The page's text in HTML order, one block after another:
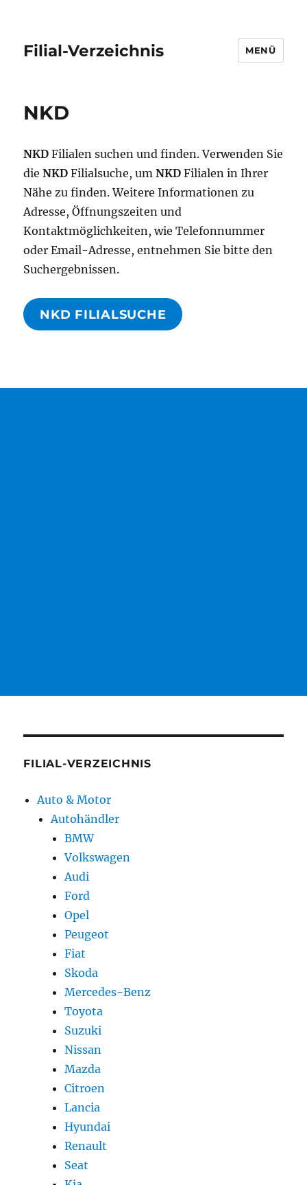
Filial-Verzeichnis MENÜ
NKD
NKD Filialen suchen und finden. Verwenden Sie
dieNKD Filialsuche, umNKD Filialen in Ihrer
Nähe zu finden. Weitere Informationen zu
Adresse, Öffnungszeiten und
Kontaktmöglichkeiten, wie Telefonnummer
oder Email-Adresse, entnehmen Sie bitte den
Suchergebnissen.
NKD FILIALSUCHE
FILIAL-VERZEICHNIS
Auto & Motor
Autohändler
BMW
Volkswagen
Audi
Ford
Opel
Peugeot
Fiat
Skoda
Mercedes-Benz
Toyota
Suzuki
Nissan
Mazda
Citroen
Lancia
Hyundai
Renault
Seat